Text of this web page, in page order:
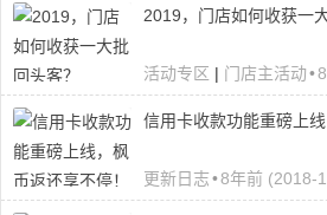
2019，门店如何收获一
活动专区 | 门店主活动•
信用卡收款功能重磅上线
更新日志•8年前 (2018-